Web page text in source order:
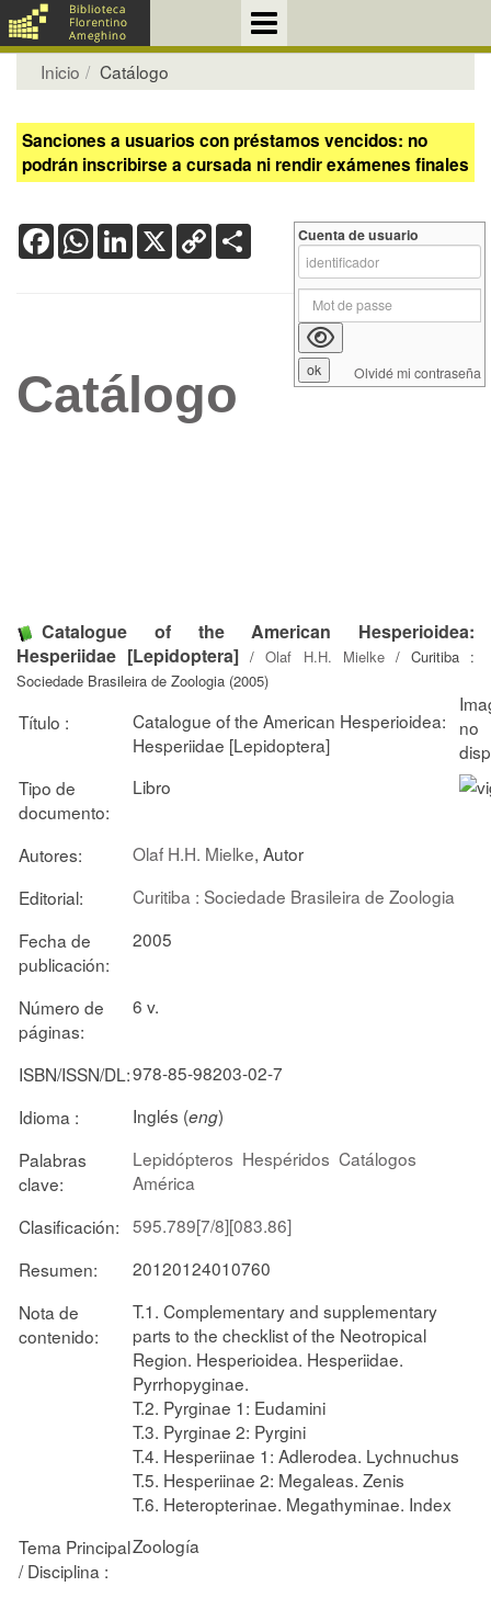
Inicio Catálogo
Sanciones a usuarios con préstamos vencidos: no
podrán inscribirse a cursada ni rendir exámenes finales
FacebookWhatsApp
LinkedIn
X Copy
Link
Catálogo
Catalogue of the American Hesperioidea:
Hesperiidae [Lepidoptera] /Olaf H.H. Mielke/ Curitiba :
Sociedade Brasileira de Zoologia (2005)
Título :
Catalogue of the American Hesperioidea:
Hesperiidae [Lepidoptera]
Tipo de
documento:
Libro
Autores: Olaf H.H. Mielke, Autor
Editorial:
Curitiba : Sociedade Brasileira de Zoologia
Fecha de
publicación:
2005
Número de
páginas:
6 v.
ISBN/ISSN/DL:978-85-98203-02-7
Idioma :
Inglés (eng)
Palabras
clave:
Lepidópteros Hespéridos Catálogos
América
Clasificación: 595.789[7/8][083.86]
Resumen:
20120124010760
Nota de
contenido:
T.1. Complementary and supplementary
parts to the checklist of the Neotropical
Region. Hesperioidea. Hesperiidae.
Pyrrhopyginae.
T.2. Pyrginae 1: Eudamini
T.3. Pyrginae 2: Pyrgini
T.4. Hesperiinae 1: Adlerodea. Lychnuchus
T.5. Hesperiinae 2: Megaleas. Zenis
T.6. Heteropterinae. Megathyminae. Index
Tema Principal
/ Disciplina :
Zoología
Cuenta de usuario
Olvidé mi contraseña